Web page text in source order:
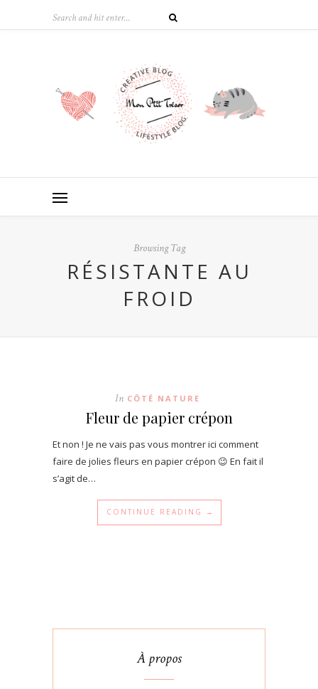
Browsing Tag
RÉSISTANTE AU
FROID
In CÔTÉ NATURE
Fleur de papier crépon
Et non ! Je ne vais pas vous montrer ici comment
faire de jolies fleurs en papier crépon 😉 En fait il
s’agit de…
CONTINUE READING →
À propos